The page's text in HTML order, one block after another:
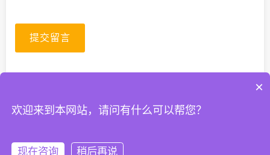
提交留言
×
欢迎来到本网站，请问有什么可以帮您？
现在咨询 稍后再说